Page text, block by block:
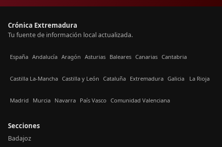
Crónica Extremadura
Tu fuente de información local actualizada.
España Andalucía Aragón Asturias Baleares Canarias Cantabria
Castilla La-Mancha Castilla y León Cataluña Extremadura Galicia La Rioja
Madrid Murcia Navarra País Vasco Comunidad Valenciana
Secciones
Badajoz